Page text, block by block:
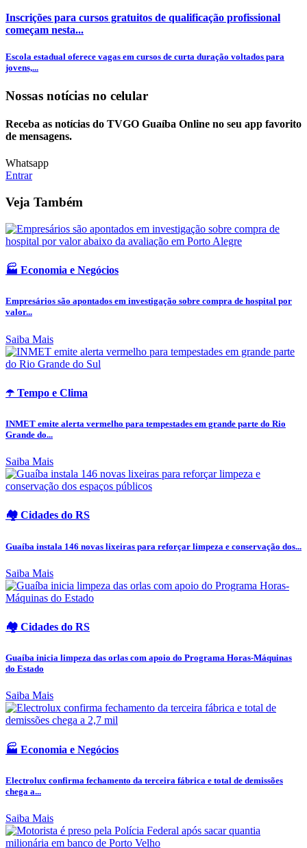
Inscrições para cursos gratuitos de qualificação profissional
começam nesta...
Escola estadual oferece vagas em cursos de curta duração voltados para
jovens,...
Nossas notícias no celular
Receba as notícias do TVGO Guaíba Online no seu app favorito
de mensagens.
Whatsapp
Entrar
Veja Também
🏭 Economia e Negócios
Empresários são apontados em investigação sobre compra de hospital por
valor...
Saiba Mais
☂️ Tempo e Clima
INMET emite alerta vermelho para tempestades em grande parte do Rio
Grande do...
Saiba Mais
🏘️ Cidades do RS
Guaíba instala 146 novas lixeiras para reforçar limpeza e conservação dos...
Saiba Mais
🏘️ Cidades do RS
Guaíba inicia limpeza das orlas com apoio do Programa Horas-Máquinas
do Estado
Saiba Mais
🏭 Economia e Negócios
Electrolux confirma fechamento da terceira fábrica e total de demissões
chega a...
Saiba Mais